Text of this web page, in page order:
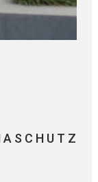
S C H U T Z